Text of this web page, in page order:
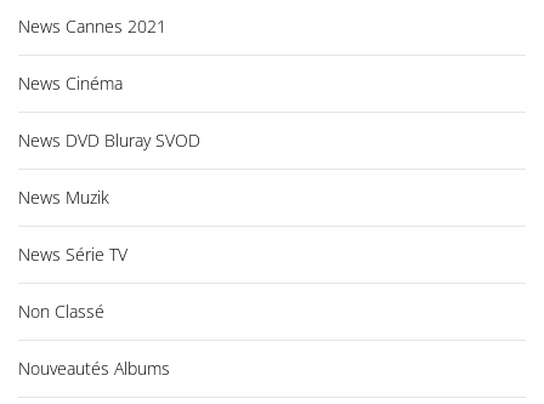
News Cannes 2021
News Cinéma
News DVD Bluray SVOD
News Muzik
News Série TV
Non Classé
Nouveautés Albums